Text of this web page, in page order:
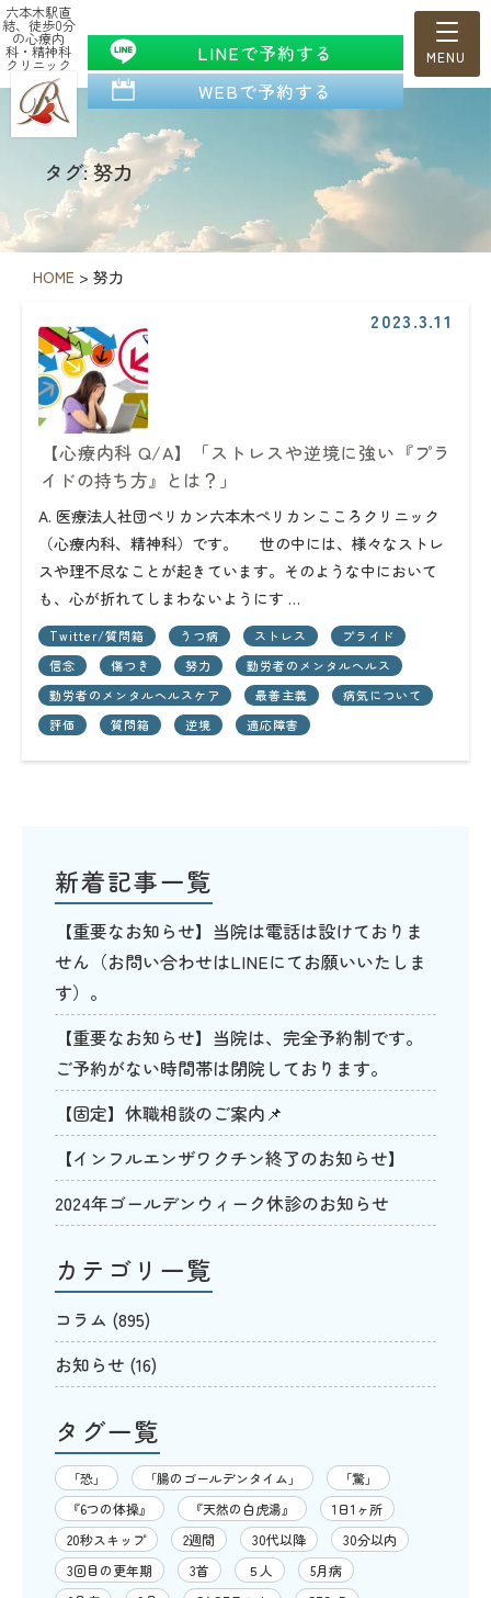
六本木駅直
結、徒歩0分
の心療内
科・精神科
クリニック
LINEで予約する
WEBで予約する
タグ: 努力
HOME > 努力
2023.3.11
【心療内科 Q/A】「ストレスや逆境に強い『プラ
イドの持ち方』とは？」
A. 医療法人社団ペリカン六本木ペリカンこころクリニック
（心療内科、精神科）です。 世の中には、様々なストレ
スや理不尽なことが起きています。そのような中において
も、心が折れてしまわないようにす …
Twitter/質問箱 うつ病 ストレス
プライド
信念
傷つき 努力
勤労者のメンタルヘルス
勤労者のメンタルヘルスケア
最善主義
病気について
評価
質問箱 逆境 適応障害
新着記事一覧
【重要なお知らせ】当院は電話は設けておりま
せん（お問い合わせはLINEにてお願いいたしま
す）。
【重要なお知らせ】当院は、完全予約制です。
ご予約がない時間帯は閉院しております。
【固定】休職相談のご案内📌
【インフルエンザワクチン終了のお知らせ】
2024年ゴールデンウィーク休診のお知らせ
カテゴリ一覧
コラム (895)
お知らせ (16)
タグ一覧
「恐」 「腸のゴールデンタイム」
「驚」
『6つの体操』
『天然の白虎湯』
1日1ヶ所
20秒スキップ
2週間 30代以降
30分以内
3回目の更年期
3首 ５人
5月病